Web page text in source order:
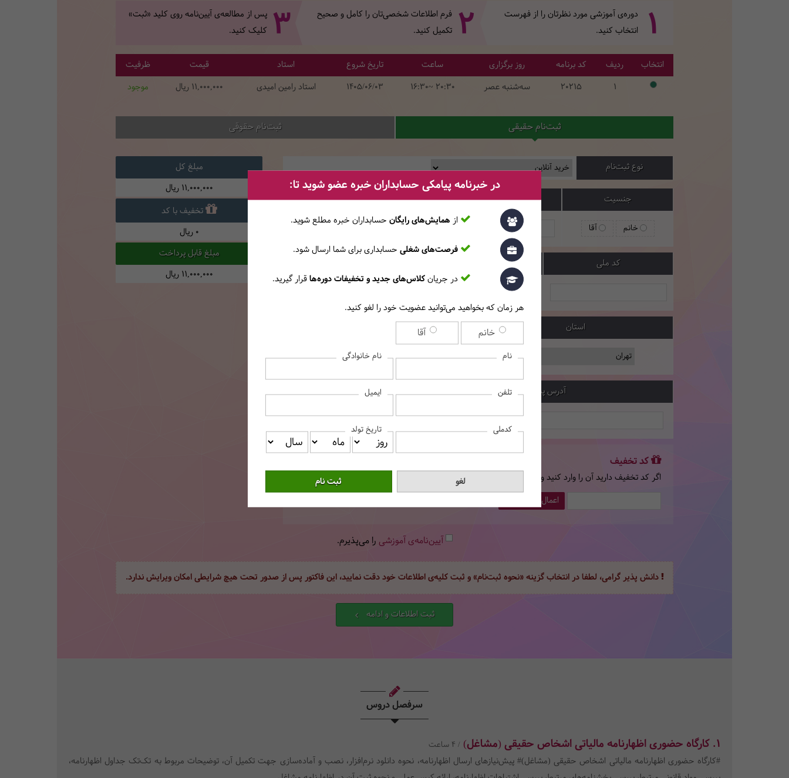
1
دوره‌ی آموزشی مورد نظرتان را از فهرست
انتخاب کنید.
2 فرم اطلاعات شخصی‌تان‌ را کامل و صحیح
تکمیل کنید.
3 پس از مطالعه‌ی آیین‌نامه روی کلید «ثبت»
کلیک کنید.
انتخاب ردیف کد برنامه روز برگزاری ساعت تاریخ شروع استاد قیمت
ظرفیت
1
20215 سه‌شنبه عصر 16:30~ 20:30
1405/06/03 استاد رامین امیدی 11,000,000 ریال موجود
ثبت‌نام حقیقی ثبت‌نام حقوقی
نوع ثبت‌نام
جنسیت
خانم آقا
نام نام خانوادگی
کد ملی
استان
آدرس پستی کد پستی
مبلغ کل
11,000,000 ریال
تخفیف با کد
0 ریال
مبلغ قابل پرداخت
11,000,000 ریال
کد تخفیف
اگر کد تخفیف دارید آن را وارد کنید و سپس دکمه «اعمال کد تخفیف» را بزنید.
اعمال کد تخفیف
آیین‌نامه‌ی آموزشی را می‌پذیرم.
دانش پذیر گرامی، لطفا در انتخاب گزینه «نحوه ثبت‌نام» و ثبت کلیه‌ی اطلاعات خود دقت نمایید، این فاکتور پس از صدور تحت هیچ شرایطی امکان ویرایش ندارد.
ثبت اطلاعات و ادامه
سرفصل دروس
1. کارگاه حضوری اظهارنامه مالیاتی اشخاص حقیقی (مشاغل) / 4 ساعت
#کارگاه حضوری اظهارنامه مالیاتی اشخاص حقیقی (مشاغل)# پیش‌نیازهای ارسال اظهارنامه، نحوه دانلود نرم‌افزار، نصب و آماده‌سازی جهت تکمیل آن، توضیحات مربوط به تک‌تک جداول اظهارنامه،
در خبرنامه پیامکی حسابداران خبره عضو شوید تا:
از همایش‌های رایگان حسابداران خبره مطلع ‎شوید.
فرصت‌های شغلی حسابداری برای شما ارسال شود.
در جریانکلاس‌های جدید و تخفیفات دوره‌هاقرار گیرید.
هر زمان که بخواهید می‌توانید عضویت خود را لغو کنید.
خانم آقا
نام نام خانوادگی
تلفن ایمیل
کدملی تاریخ تولد